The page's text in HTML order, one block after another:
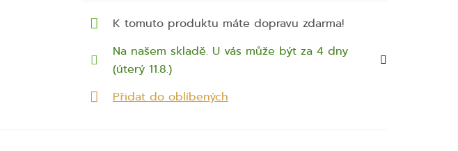
K tomuto produktu máte dopravu zdarma!
Na našem skladě. U vás může být za 4 dny
(úterý 11.8.)
Přidat do oblíbených